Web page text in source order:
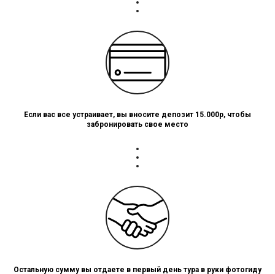
Если вас все устраивает, вы вносите депозит 15.000р, чтобы
забронировать свое место
Остальную сумму вы отдаете в первый день тура в руки фотогиду